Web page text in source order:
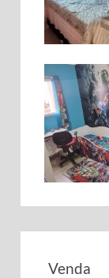
Venda